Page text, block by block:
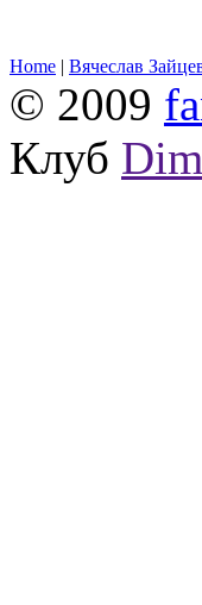
Home | Вячеслав
© 2009
Клуб